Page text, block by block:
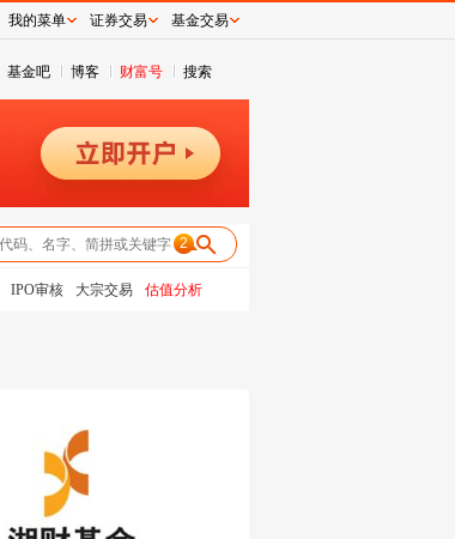
基金吧 博客 财富号 搜索
2
IPO审核 大宗交易 估值分析
我的菜单 证券交易 基金交易